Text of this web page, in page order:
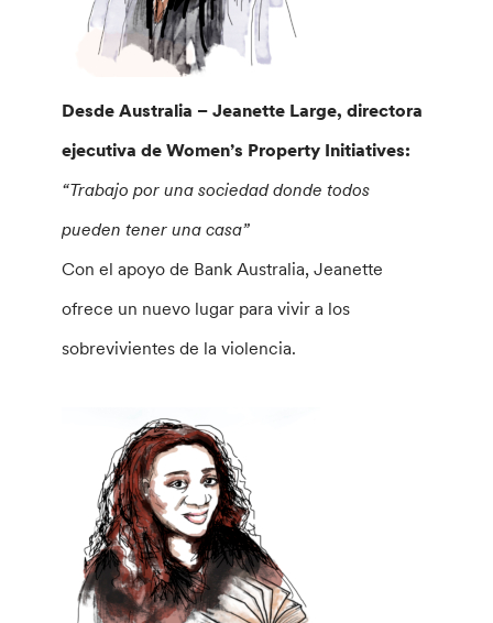
Desde Australia – Jeanette Large, directora
ejecutiva de Women’s Property Initiatives:
“Trabajo por una sociedad donde todos
pueden tener una casa”
Con el apoyo de Bank Australia, Jeanette
ofrece un nuevo lugar para vivir a los
sobrevivientes de la violencia.